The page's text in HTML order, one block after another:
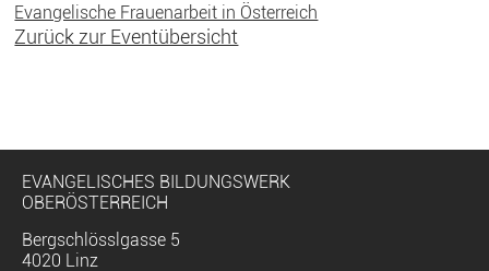
Evangelische Frauenarbeit in Österreich
Zurück zur Eventübersicht
EVANGELISCHES BILDUNGSWERK
OBERÖSTERREICH
Bergschlösslgasse 5
4020 Linz